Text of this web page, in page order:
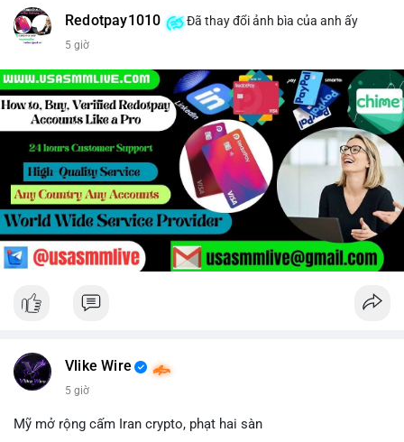
Redotpay1010 Đã thay đổi ảnh bìa của anh ấy
5 giờ
Vlike Wire
5 giờ
Mỹ mở rộng cấm Iran crypto, phạt hai sàn